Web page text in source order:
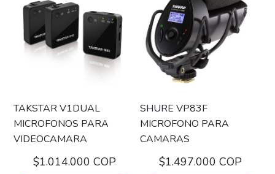
TAKSTAR V1DUAL
MICROFONOS PARA
VIDEOCAMARA
$1.014.000 COP
SHURE VP83F
MICROFONO PARA
CAMARAS
$1.497.000 COP